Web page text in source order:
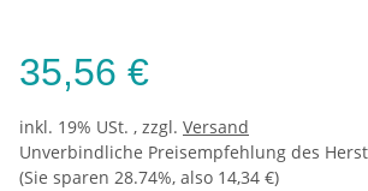
35,56 €
inkl. 19% USt. , zzgl. Versand
Unverbindliche Preisempfehlung des
(Sie sparen 28.74%, also 14,34 €)